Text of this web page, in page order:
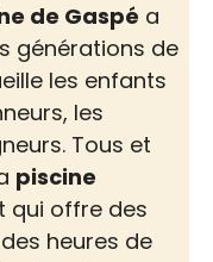
de Gaspé a
générations de
les enfants
les
Tous et
piscine
qui offre des
heures de